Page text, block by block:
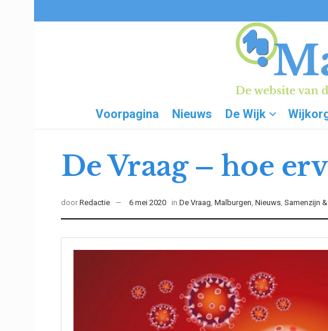
Voorpagina Nieuws De Wijk
De Vraag – hoe
door Redactie 6 mei 2020 in De Vraag, Malburgen, Nieuws, Samenzijn